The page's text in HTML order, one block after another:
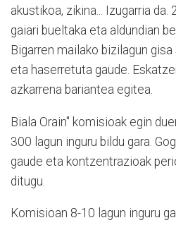
akustikoa, zikina... Izugarria
gaiari bueltaka eta aldundian
Bigarren mailako bizilagun
eta haserretuta gaude.
azkarrena bariantea egitea.
Biala Orain" komisioak egin
300 lagun inguru bildu gara.
gaude eta kontzentrazioak
ditugu.
Komisioan 8-10 lagun inguru